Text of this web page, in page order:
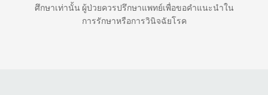
ศึกษาเท่านั้น ผู้ป่วยควรปรึกษาแพทย์เพื่อขอคำแนะนำใน
การรักษาหรือการวินิจฉัยโรค